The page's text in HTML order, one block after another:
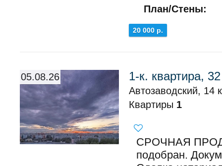
План/Стены:
20 000 р.
05.08.26 1-к. квартира,
Автозаводский, 14
Квартиры 1
СРОЧНАЯ
подобран.